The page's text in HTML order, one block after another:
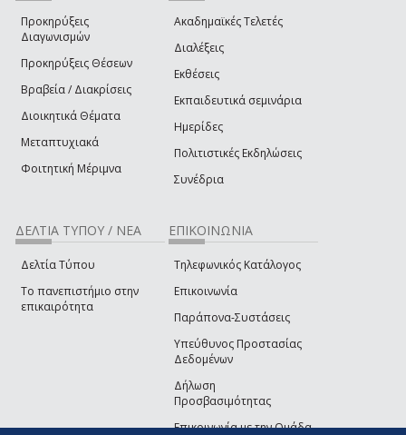
Προκηρύξεις
Διαγωνισμών
Προκηρύξεις Θέσεων
Βραβεία / Διακρίσεις
Διοικητικά Θέματα
Μεταπτυχιακά
Φοιτητική Μέριμνα
Ακαδημαϊκές Τελετές
Διαλέξεις
Εκθέσεις
Εκπαιδευτικά σεμινάρια
Ημερίδες
Πολιτιστικές Εκδηλώσεις
Συνέδρια
ΔΕΛΤΙΑ ΤΥΠΟΥ / ΝΕΑ
Δελτία Τύπου
Το πανεπιστήμιο στην
επικαιρότητα
ΕΠΙΚΟΙΝΩΝΙΑ
Τηλεφωνικός Κατάλογος
Επικοινωνία
Παράπονα-Συστάσεις
Υπεύθυνος Προστασίας
Δεδομένων
Δήλωση
Προσβασιμότητας
Επικοινωνία με την Ομάδα